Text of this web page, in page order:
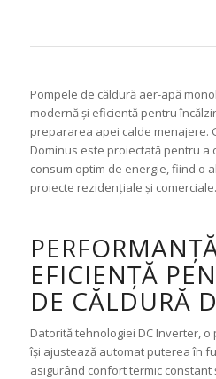
Pompele de căldură aer-apă
modernă și eficientă pentru
prepararea apei calde menajere.
Dominus este proiectată pentru
consum optim de energie, fiind o
proiecte rezidențiale și comerciale.
EFICIENȚĂ
DE CĂLDURĂ
Datorită tehnologiei DC Inverter,
își ajustează automat puterea în
asigurând confort termic